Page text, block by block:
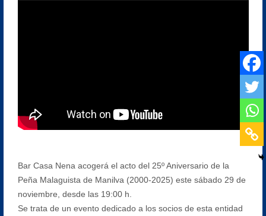
Bar Casa Nena acogerá el acto del 25º Aniversario de la
Peña Malaguista de Manilva (2000-2025) este sábado 29 de
noviembre, desde las 19:00 h.
Se trata de un evento dedicado a los socios de esta entidad